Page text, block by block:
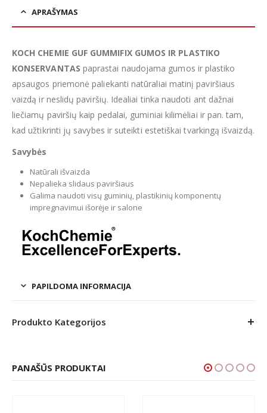
APRAŠYMAS
KOCH CHEMIE GUF GUMMIFIX GUMOS IR PLASTIKO
KONSERVANTAS paprastai naudojama gumos ir plastiko
apsaugos priemonė paliekanti natūraliai matinį paviršiaus
vaizdą ir neslidų paviršių. Idealiai tinka naudoti ant dažnai
liečiamų paviršių kaip pedalai, guminiai kilimėliai ir pan. tam,
kad užtikrinti jų savybes ir suteikti estetiškai tvarkingą išvaizdą.
Savybės
Natūrali išvaizda
Nepalieka slidaus paviršiaus
Galima naudoti visų guminių, plastikinių komponentų
impregnavimui išorėje ir salone
PAPILDOMA INFORMACIJA
Produkto Kategorijos
PANAŠŪS PRODUKTAI